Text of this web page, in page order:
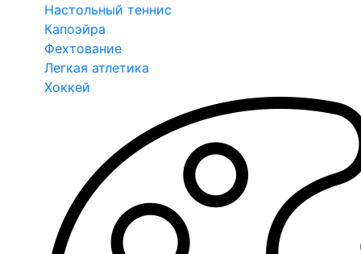
Настольный теннис
Капоэйра
Фехтование
Легкая атлетика
Хоккей